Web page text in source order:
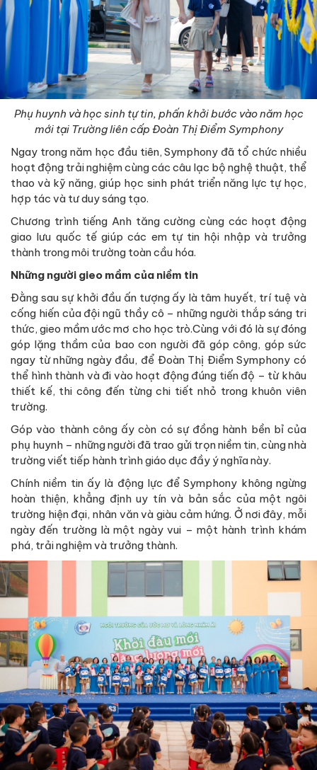
Phụ huynh và học sinh tự tin, phấn khởi bước vào năm học
mới tại Trường liên cấp Đoàn Thị Điểm Symphony
Ngay trong năm học đầu tiên, Symphony đã tổ chức nhiều
hoạt động trải nghiệm cùng các câu lạc bộ nghệ thuật, thể
thao và kỹ năng, giúp học sinh phát triển năng lực tự học,
hợp tác và tư duy sáng tạo.
Chương trình tiếng Anh tăng cường cùng các hoạt động
giao lưu quốc tế giúp các em tự tin hội nhập và trưởng
thành trong môi trường toàn cầu hóa.
Những người gieo mầm của niềm tin
Đằng sau sự khởi đầu ấn tượng ấy là tâm huyết, trí tuệ và
cống hiến của đội ngũ thầy cô – những người thắp sáng tri
thức, gieo mầm ước mơ cho học trò.Cùng với đó là sự đóng
góp lặng thầm của bao con người đã góp công, góp sức
ngay từ những ngày đầu, để Đoàn Thị Điểm Symphony có
thể hình thành và đi vào hoạt động đúng tiến độ – từ khâu
thiết kế, thi công đến từng chi tiết nhỏ trong khuôn viên
trường.
Góp vào thành công ấy còn có sự đồng hành bền bỉ của
phụ huynh – những người đã trao gửi trọn niềm tin, cùng nhà
trường viết tiếp hành trình giáo dục đầy ý nghĩa này.
Chính niềm tin ấy là động lực để Symphony không ngừng
hoàn thiện, khẳng định uy tín và bản sắc của một ngôi
trường hiện đại, nhân văn và giàu cảm hứng. Ở nơi đây, mỗi
ngày đến trường là một ngày vui – một hành trình khám
phá, trải nghiệm và trưởng thành.